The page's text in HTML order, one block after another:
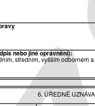
nebo jiné oprávnění):
středním, vyšším
6. ÚŘEDNĚ